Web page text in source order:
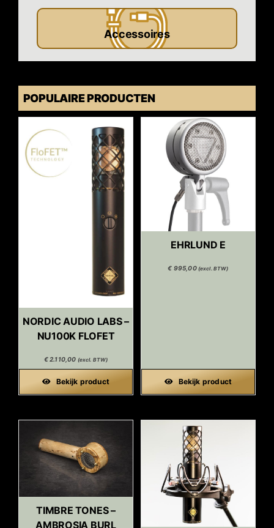
Accessoires
POPULAIRE PRODUCTEN
NORDIC AUDIO LABS –
NU100K FLOFET
€2.110,00 (excl. BTW)
Bekijk product
EHRLUND E
€ 995,00 (excl. BTW)
Bekijk product
TIMBRE TONES –
AMBROSIA BURL